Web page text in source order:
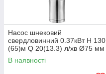
Насос шнековий
свердловинний 0.37кВт H 130
(65)м Q 20(13.3) л/хв Ø75 мм
(нерж) AQUATICA (DONGYIN)
3QGD0.8-50-0.25
В наявності